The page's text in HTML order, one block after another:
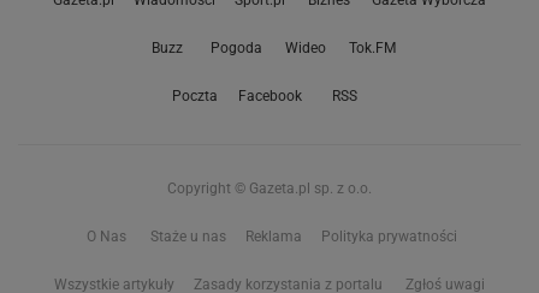
Buzz Pogoda Wideo Tok.FM
Poczta Facebook RSS
Copyright © Gazeta.pl sp. z o.o.
O Nas Staże u nas Reklama Polityka prywatności
Wszystkie artykuły Zasady korzystania z portalu Zgłoś uwagi